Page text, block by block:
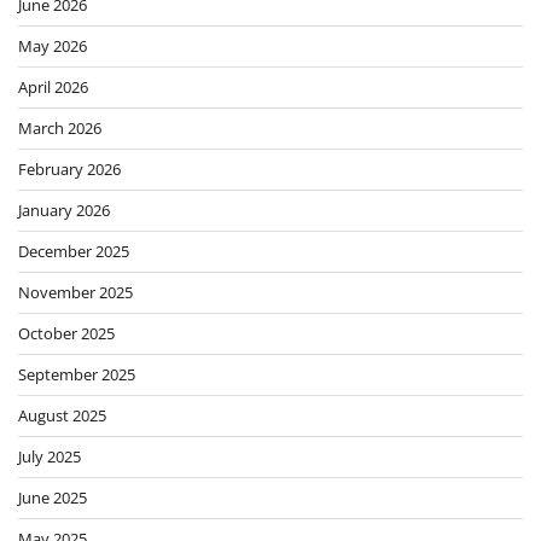
June 2026
May 2026
April 2026
March 2026
February 2026
January 2026
December 2025
November 2025
October 2025
September 2025
August 2025
July 2025
June 2025